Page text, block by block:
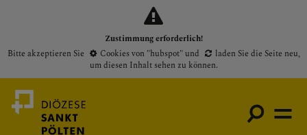
Zustimmung erforderlich!
Bitte akzeptieren Sie
Cookies von "hubspot"und laden Sie die Seite neu,
um diesen Inhalt sehen zu können.